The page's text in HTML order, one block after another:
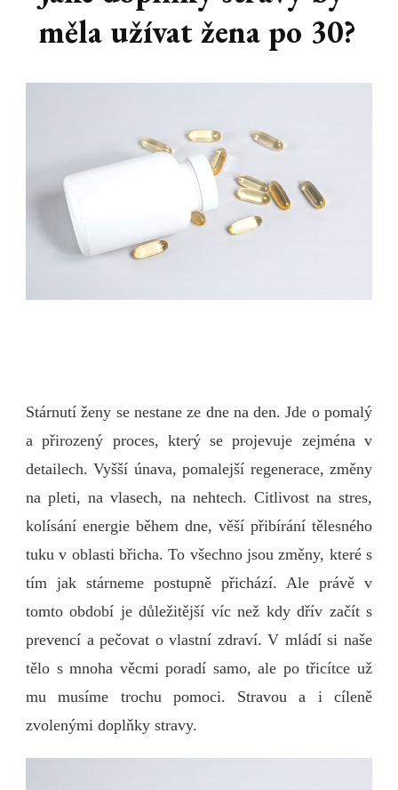
měla užívat žena po 30?
Stárnutí ženy se nestane ze dne na den. Jde o pomalý
a přirozený proces, který se projevuje zejména v
detailech. Vyšší únava, pomalejší regenerace, změny
na pleti, na vlasech, na nehtech. Citlivost na stres,
kolísání energie během dne, věší přibírání tělesného
tuku v oblasti břicha. To všechno jsou změny, které s
tím jak stárneme postupně přichází. Ale právě v
tomto období je důležitější víc než kdy dřív začít s
prevencí a pečovat o vlastní zdraví. V mládí si naše
tělo s mnoha věcmi poradí samo, ale po třicítce už
mu musíme trochu pomoci. Stravou a i cíleně
zvolenými doplňky stravy.